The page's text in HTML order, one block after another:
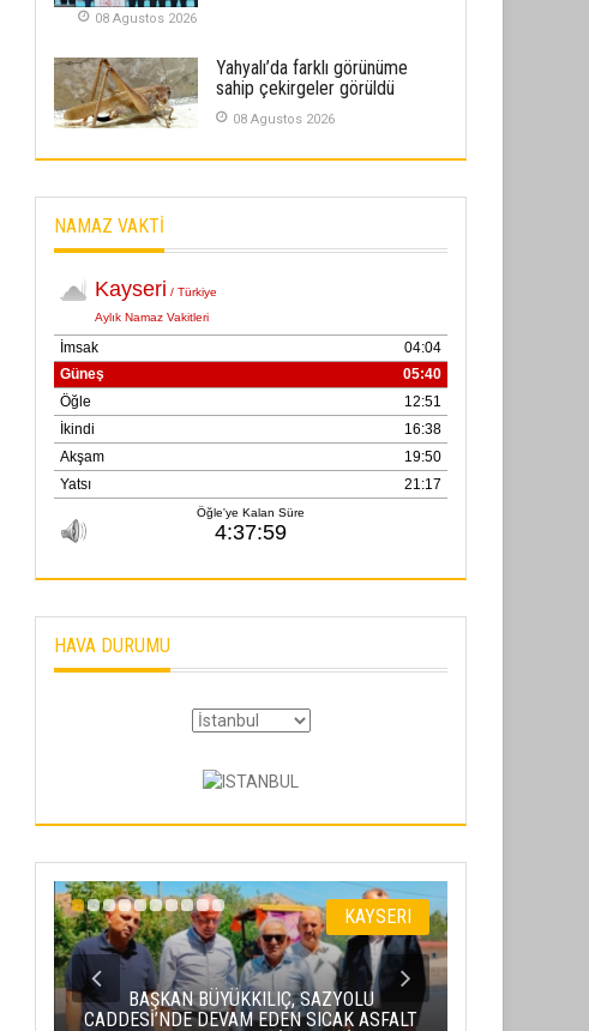
Kayserispor, Rizespor’la Nihayet 3
puana Ulaştı
01 Mayis 2026
08 Agustos 2026
Yahyalı’da farklı görünüme
sahip çekirgeler görüldü
08 Agustos 2026
NAMAZ VAKTİ
HAVA DURUMU
KAYSERI
BAŞKAN BÜYÜKKILIÇ, SAZYOLU
CADDESİ’NDE DEVAM EDEN SICAK ASFALT